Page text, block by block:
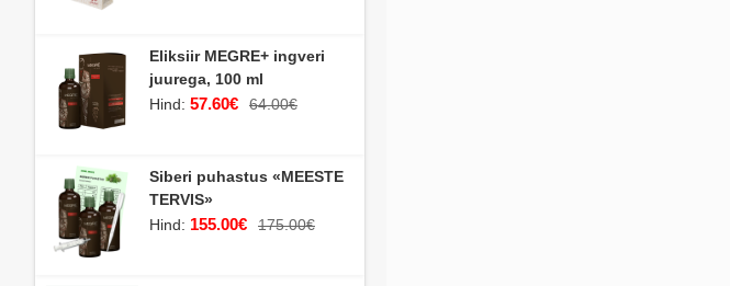
Eliksiir MEGRE+ ingveri
juurega, 100 ml
Hind: 57.60€ 64.00€
Siberi puhastus «MEESTE
TERVIS»
Hind: 155.00€ 175.00€